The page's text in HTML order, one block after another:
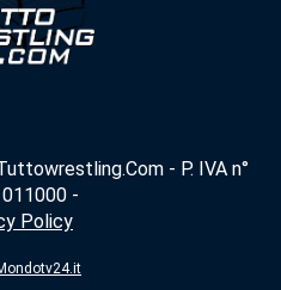
- P. IVA n°
-
Policy